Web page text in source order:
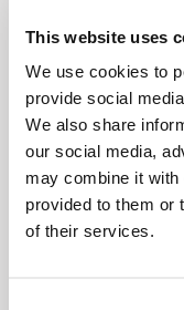
This website uses
We use cookies to
provide social
We also share
our social media,
may combine it with
provided to them or
of their services.
poate fi